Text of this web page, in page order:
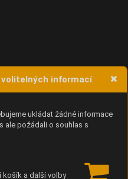
volitelných informací
ukládat žádné informace
ale požádali o souhlas s
košík a další volby